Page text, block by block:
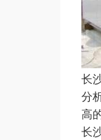
长
分
高
长